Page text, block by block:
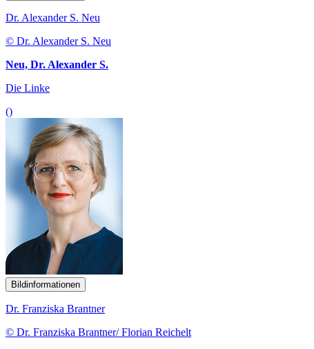
Dr. Alexander S. Neu
© Dr. Alexander S. Neu
Neu, Dr. Alexander S.
Die Linke
()
Bildinformationen
Dr. Franziska Brantner
© Dr. Franziska Brantner/ Florian Reichelt